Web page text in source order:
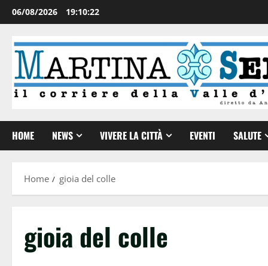
06/08/2026 19:10:22
HOME NEWS VIVERE LA CITTÀ EVENTI SALUTE
Home gioia del colle
gioia del colle